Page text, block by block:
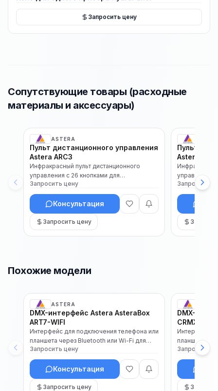
Запросить цену
Сопутствующие товары (расходные
материалы и аксессуары)
Каталог
ASTERA
Пульт дистанционного управления
Astera ARC3
Инфракрасный пульт дистанционного
управления с 26 кнопками для
предустановленных белых тонов и
уровней ярко...
Запросить цену
Консультация
Запросить цену
Каталог
Пульт
Astera
управления.
Запросить
Похожие модели
Каталог
ASTERA
DMX-интерфейс Astera AsteraBox
ART7-WIFI
Интерфейс для подключения телефона или
планшета через Bluetooth или Wi-Fi для
управления светом Astera. Раб...
Запросить цену
Консультация
Запросить цену
Каталог
DMX-
CRMX
Интерфейс
планшета
светом
Запросить